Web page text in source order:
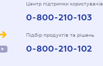
Центр підтримки користувачів
0-800-210-103
Підбір продуктів та рішень
0-800-210-102